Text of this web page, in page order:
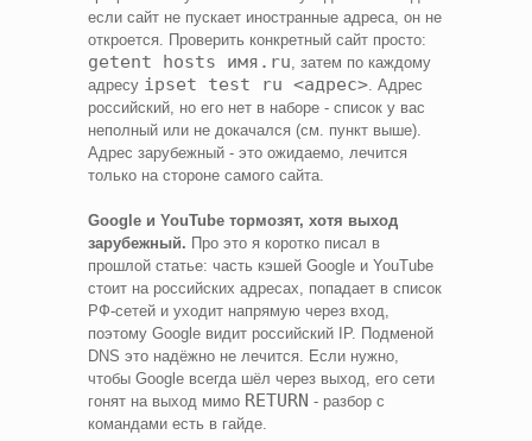
если сайт не пускает иностранные адреса, он не
откроется. Проверить конкретный сайт просто:
getent hosts имя.ru , затем по каждому
адресу ipset test ru <адрес> . Адрес
российский, но его нет в наборе - список у вас
неполный или не докачался (см. пункт выше).
Адрес зарубежный - это ожидаемо, лечится
только на стороне самого сайта.
Google и YouTube тормозят, хотя выход
зарубежный. Про это я коротко писал в
прошлой статье: часть кэшей Google и YouTube
стоит на российских адресах, попадает в список
РФ-сетей и уходит напрямую через вход,
поэтому Google видит российский IP. Подменой
DNS это надёжно не лечится. Если нужно,
чтобы Google всегда шёл через выход, его сети
гонят на выход мимо RETURN - разбор с
командами есть в гайде.